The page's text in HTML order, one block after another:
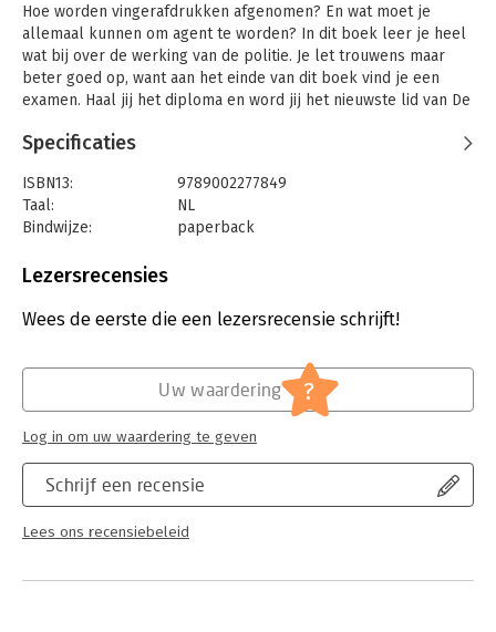
Hoe worden vingerafdrukken afgenomen? En wat moet je
allemaal kunnen om agent te worden? In dit boek leer je heel
wat bij over de werking van de politie. Je let trouwens maar
beter goed op, want aan het einde van dit boek vind je een
examen. Haal jij het diploma en word jij het nieuwste lid van De
Specificaties
ISBN13:
9789002277849
Taal:
NL
Bindwijze:
paperback
Uitgever:
Verschijningsdatum:
2-5-2023
De Buurtpolitie
Lezersrecensies
Wees de eerste die een lezersrecensie schrijft!
Schrijf een recensie
Lees ons recensiebeleid
Uw waardering ?
Log in om uw waardering te geven